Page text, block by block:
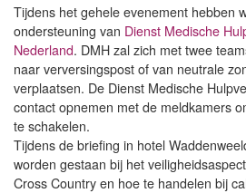
Tijdens het gehele evenement hebben
ondersteuning van Dienst Medische
Nederland. DMH zal zich met twee
naar verversingspost of van neutrale
verplaatsen. De Dienst Medische
contact opnemen met de meldkamers
te schakelen.
Tijdens de briefing in hotel
worden gestaan bij het
Cross Country en hoe te handelen bij